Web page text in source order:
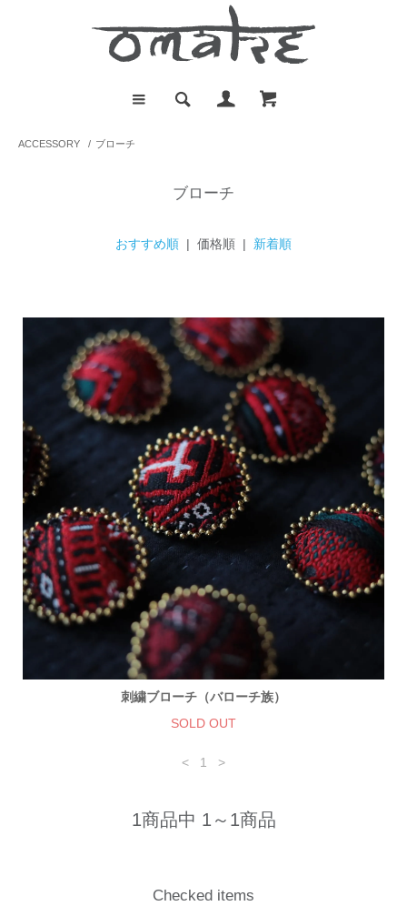
ACCESSORY / ブローチ
ブローチ
おすすめ順 | 価格順 | 新着順
刺繍ブローチ（バローチ族）
SOLD OUT
< 1 >
1商品中 1～1商品
Checked items